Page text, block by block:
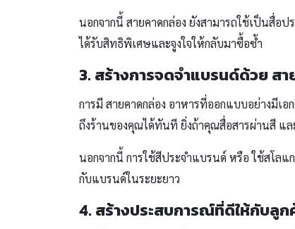
นอกจากนี้ สายคาดกล่อง ยังสามารถใช้เป็นสื่
ได้รับสิทธิพิเศษและจูงใจให้กลับมาซื้อซ้ำ
3. สร้างการจดจำแบรนด์ด้วย ส
การมี สายคาดกล่อง อาหารที่ออกแบบอย่างมีเ
ถึงร้านของคุณได้ทันที ยิ่งถ้าคุณสื่อสารผ่านสี แ
นอกจากนี้ การใช้สีประจำแบรนด์ หรือ ใช้สโล
กับแบรนด์ในระยะยาว
4. สร้างประสบการณ์ที่ดีให้กับลูก